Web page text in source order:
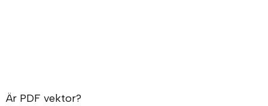
Är PDF vektor?